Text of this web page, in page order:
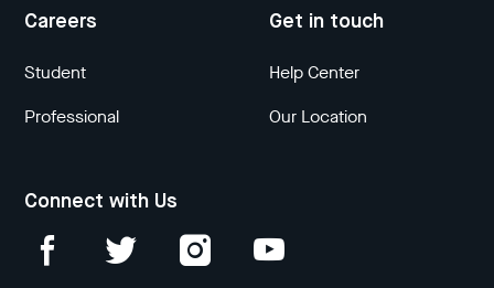
Careers
Student
Professional
Get in touch
Help Center
Our Location
Connect with Us